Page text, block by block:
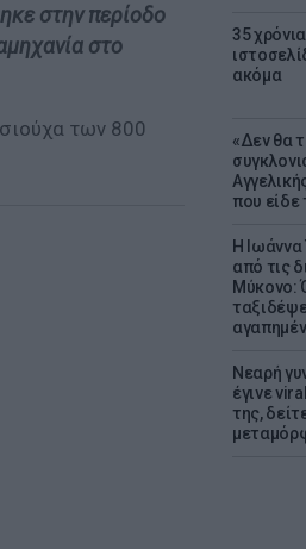
35
ακόμα
«Δεν θα
που είδε
Η Ιωάννα
από τις
Μύκονο:
Νεαρή
έγινε
της,
στην περίοδο
στο
των 800